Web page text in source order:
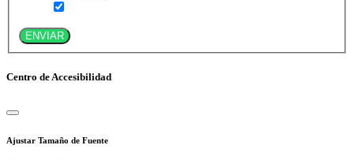
ENVIAR
Centro de Accesibilidad
Ajustar Tamaño de Fuente